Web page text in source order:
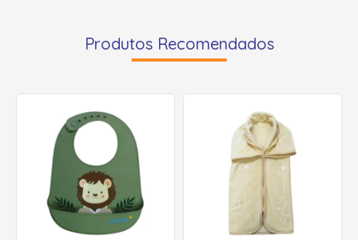
Produtos Recomendados